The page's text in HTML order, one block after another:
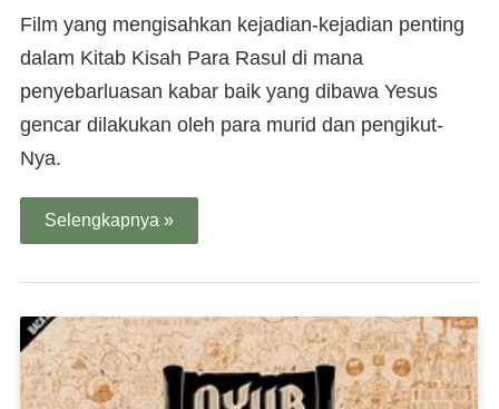
Film yang mengisahkan kejadian-kejadian penting
dalam Kitab Kisah Para Rasul di mana
penyebarluasan kabar baik yang dibawa Yesus
gencar dilakukan oleh para murid dan pengikut-
Nya.
Selengkapnya »